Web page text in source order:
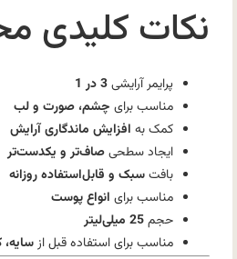
نکات کلیدی
پرایمر آرایشی3 در 1
مناسب برای چشم، صورت و لب
کمک به افزایش ماندگاری آرایش
ایجاد سطحیصاف‌تر و یکدست‌تر
بافتسبک و قابل‌استفاده روزانه
مناسب برای انواع پوست
حجم25 میلی‌لیتر
مناسب برای استفاده قبل ازسایه،